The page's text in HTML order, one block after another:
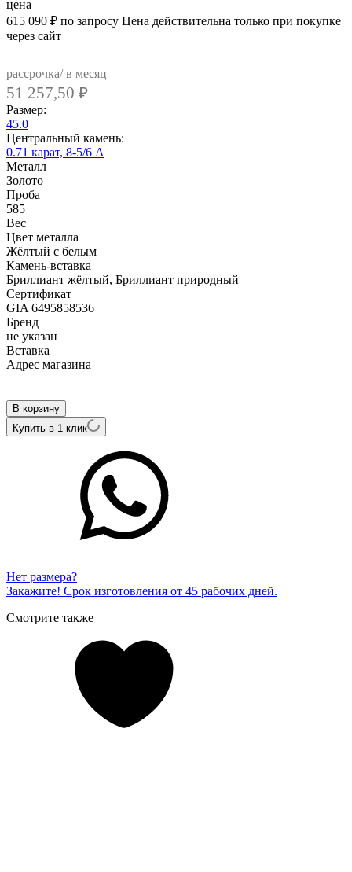
цена
615 090 ₽ по запросу Цена действительна только при покупке
через сайт
рассрочка/ в месяц
51 257,50 ₽
Размер:
45.0
Центральный камень:
0.71 карат, 8-5/6 А
Металл
Золото
Проба
585
Вес
Цвет металла
Жёлтый с белым
Камень-вставка
Бриллиант жёлтый, Бриллиант природный
Сертификат
GIA 6495858536
Бренд
не указан
Вcтавка
Адрес магазина
В корзину
Купить в 1 клик
Нет размера?
Закажите! Срок изготовления от 45 рабочих дней.
Смотрите также